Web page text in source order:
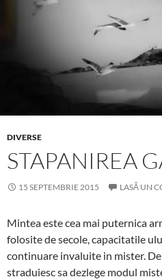
DIVERSE
STAPANIREA
15 SEPTEMBRIE 2015 LASĂ UN
Mintea este cea mai puternica
folosite de secole, capacitatile
continuare invaluite in mister.
straduiesc sa dezlege modul